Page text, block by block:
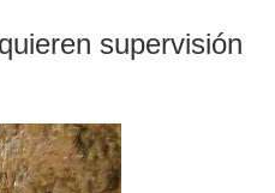
supervisión